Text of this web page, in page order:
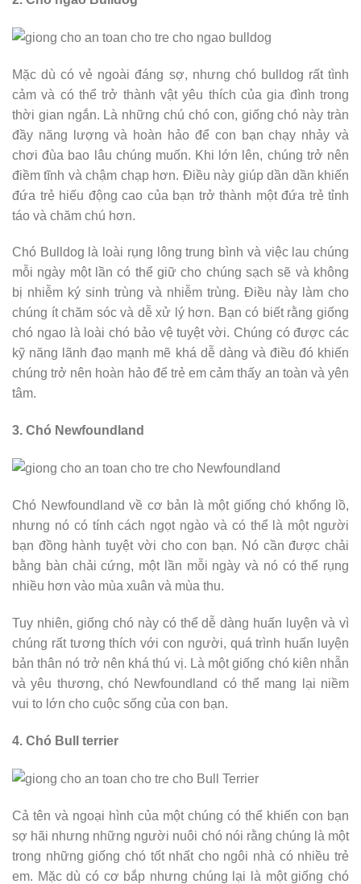
Mặc dù có vẻ ngoài đáng sợ, nhưng chó bulldog rất tình
cảm và có thể trở thành vật yêu thích của gia đình trong
thời gian ngắn. Là những chú chó con, giống chó này tràn
đầy năng lượng và hoàn hảo để con bạn chạy nhảy và
chơi đùa bao lâu chúng muốn. Khi lớn lên, chúng trở nên
điềm tĩnh và chậm chạp hơn. Điều này giúp dần dần khiến
đứa trẻ hiếu động cao của bạn trở thành một đứa trẻ tỉnh
táo và chăm chú hơn.
Chó Bulldog là loài rụng lông trung bình và việc lau chúng
mỗi ngày một lần có thể giữ cho chúng sạch sẽ và không
bị nhiễm ký sinh trùng và nhiễm trùng. Điều này làm cho
chúng ít chăm sóc và dễ xử lý hơn. Bạn có biết rằng giống
chó ngao là loài chó bảo vệ tuyệt vời. Chúng có được các
kỹ năng lãnh đạo mạnh mẽ khá dễ dàng và điều đó khiến
chúng trở nên hoàn hảo để trẻ em cảm thấy an toàn và yên
tâm.
3. Chó Newfoundland
Chó Newfoundland về cơ bản là một giống chó khổng lồ,
nhưng nó có tính cách ngọt ngào và có thể là một người
bạn đồng hành tuyệt vời cho con bạn. Nó cần được chải
bằng bàn chải cứng, một lần mỗi ngày và nó có thể rụng
nhiều hơn vào mùa xuân và mùa thu.
Tuy nhiên, giống chó này có thể dễ dàng huấn luyện và vì
chúng rất tương thích với con người, quá trình huấn luyện
bản thân nó trở nên khá thú vị. Là một giống chó kiên nhẫn
và yêu thương, chó Newfoundland có thể mang lại niềm
vui to lớn cho cuộc sống của con bạn.
4. Chó Bull terrier
Cả tên và ngoại hình của một chúng có thể khiến con bạn
sợ hãi nhưng những người nuôi chó nói rằng chúng là một
trong những giống chó tốt nhất cho ngôi nhà có nhiều trẻ
em. Mặc dù có cơ bắp nhưng chúng lại là một giống chó